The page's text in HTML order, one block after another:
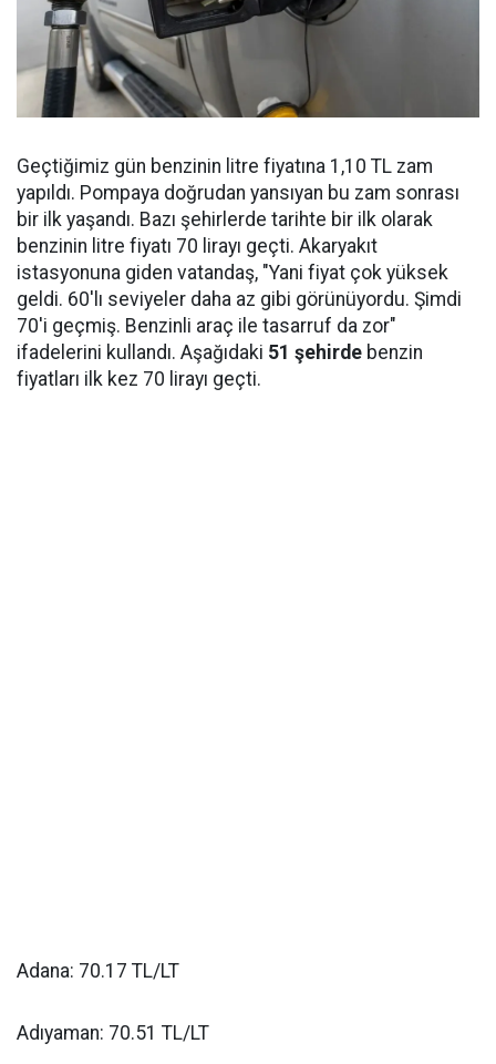
Geçtiğimiz gün benzinin litre fiyatına 1,10 TL zam
yapıldı. Pompaya doğrudan yansıyan bu zam sonrası
bir ilk yaşandı. Bazı şehirlerde tarihte bir ilk olarak
benzinin litre fiyatı 70 lirayı geçti. Akaryakıt
istasyonuna giden vatandaş, "Yani fiyat çok yüksek
geldi. 60'lı seviyeler daha az gibi görünüyordu. Şimdi
70'i geçmiş. Benzinli araç ile tasarruf da zor"
ifadelerini kullandı. Aşağıdaki 51 şehirde benzin
fiyatları ilk kez 70 lirayı geçti.
Adana: 70.17 TL/LT
Adıyaman: 70.51 TL/LT